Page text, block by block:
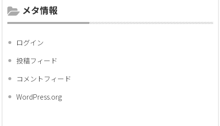
メタ情報
ログイン
投稿フィード
コメントフィード
WordPress.org